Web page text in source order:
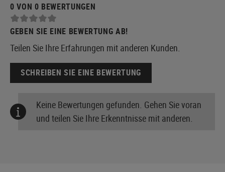
0 VON 0 BEWERTUNGEN
GEBEN SIE EINE BEWERTUNG AB!
Teilen Sie Ihre Erfahrungen mit anderen Kunden.
SCHREIBEN SIE EINE BEWERTUNG
Keine Bewertungen gefunden. Gehen Sie voran
und teilen Sie Ihre Erkenntnisse mit anderen.